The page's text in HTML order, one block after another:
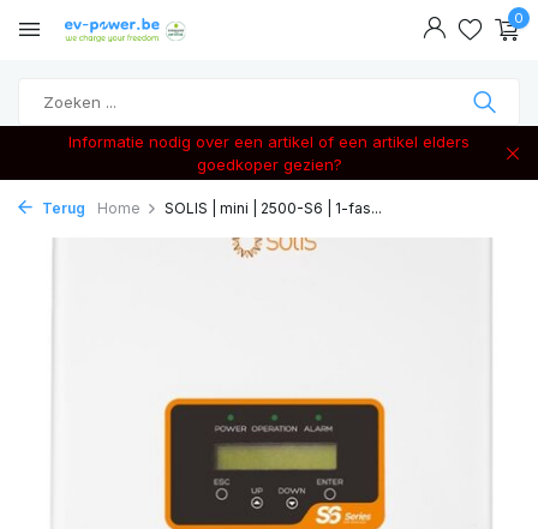
0
Informatie nodig over een artikel of een artikel elders
goedkoper gezien?
Terug Home SOLIS | mini | 2500-S6 | 1-fas...